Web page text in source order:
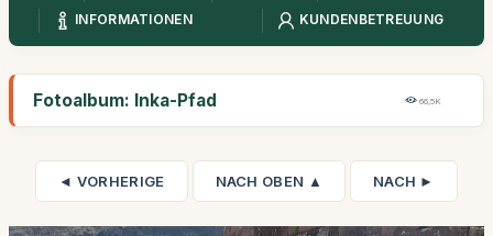
INFORMATIONEN
KUNDENBETREUUNG
Fotoalbum: Inka-Pfad 66,5K
◄ VORHERIGE NACH OBEN ▲ NACH ►